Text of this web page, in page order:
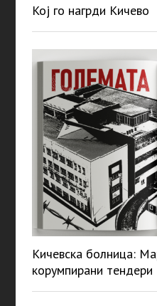
Кој го нагрди Кичево
Кичевска болница:
корумпирани тендери